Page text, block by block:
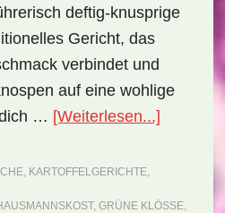
deftig-knusprige
Gericht, das
verbindet und
auf eine wohlige
… [Weiterlesen...]
, KARTOFFELGERICHTE,
, GRÜNE KLÖSSE ,